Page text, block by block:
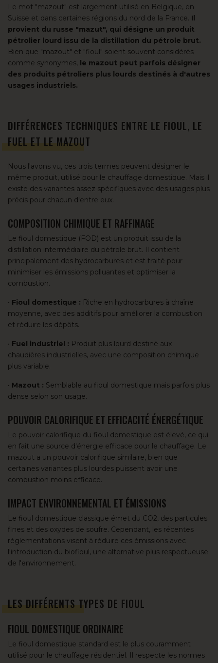
Le mot "mazout" est largement utilisé en Belgique, en
Suisse et dans certaines régions du nord de la France. Il
provient du russe "mazut", qui désigne un produit
pétrolier lourd issu de la distillation du pétrole brut.
Bien que "mazout" et "fioul" soient souvent considérés
comme synonymes, le mazout peut parfois désigner
des produits pétroliers plus lourds destinés à d'autres
usages industriels.
DIFFÉRENCES TECHNIQUES ENTRE LE FIOUL, LE
FUEL ET LE MAZOUT
Nous l'avons vu, ces trois termes peuvent désigner le
même produit, utilisé pour le chauffage domestique. Mais il
existe des variantes assez spécifiques avec des usages plus
précis pour chacun d'entre eux.
COMPOSITION CHIMIQUE ET RAFFINAGE
Le fioul domestique (FOD) est un produit issu de la
distillation intermédiaire du pétrole brut. Il contient
principalement des hydrocarbures et est traité pour
minimiser les émissions polluantes et optimiser la
combustion.
• Fioul domestique : Riche en hydrocarbures à chaîne
moyenne, avec des additifs pour améliorer la combustion
et réduire les dépôts.
• Fuel industriel : Produit plus lourd destiné aux
chaudières industrielles, avec une composition chimique
plus variable.
• Mazout : Semblable au fioul domestique mais parfois plus
dense selon son usage.
POUVOIR CALORIFIQUE ET EFFICACITÉ ÉNERGÉTIQUE
Le pouvoir calorifique du fioul domestique est élevé, ce qui
en fait une source d'énergie efficace pour le chauffage. Le
mazout a un pouvoir calorifique similaire, bien que
certaines variantes plus lourdes puissent avoir une
combustion moins efficace.
IMPACT ENVIRONNEMENTAL ET ÉMISSIONS
Le fioul domestique classique émet du CO2, des particules
fines et des oxydes de soufre. Cependant, les récentes
réglementations visent à réduire ces émissions avec
l'introduction du biofioul, une alternative plus respectueuse
de l'environnement.
LES DIFFÉRENTS TYPES DE FIOUL
FIOUL DOMESTIQUE ORDINAIRE
Le fioul domestique standard est le plus couramment
utilisé pour le chauffage résidentiel. Il respecte les normes